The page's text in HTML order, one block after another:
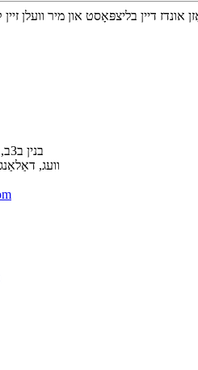
דיין בליצפּאָסט און מיר וועלן זיין
בנין ב3ב, נאָ.1 הואַנגדזשינגפּו צפון
וועג,